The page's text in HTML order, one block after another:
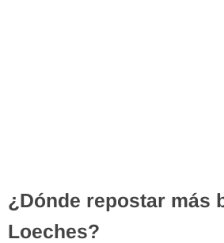
¿Dónde repostar más
Loeches?